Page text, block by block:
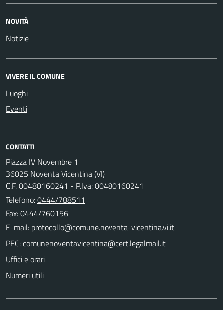
NOVITÀ
Notizie
VIVERE IL COMUNE
Luoghi
Eventi
CONTATTI
Piazza IV Novembre 1
36025 Noventa Vicentina (VI)
C.F. 00480160241 - P.Iva: 00480160241
Telefono:0444/788511
Fax: 0444/760156
E-mail:
PEC:
Uffici e orari
Numeri utili